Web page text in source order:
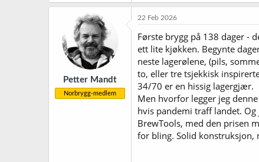
a
k
o
n
e
Petter Mandt
Norbrygg-medlem
22 Feb 2026
Første brygg på 138 dager -
ett lite kjøkken. Begynte
neste lagerølene, (pils,
to, eller tre tsjekkisk
34/70 er en hissig lagergjær.
Men hvorfor legger jeg
hvis pandemi traff landet. Og
BrewTools, med den prisen
for bling. Solid konstruksjon,